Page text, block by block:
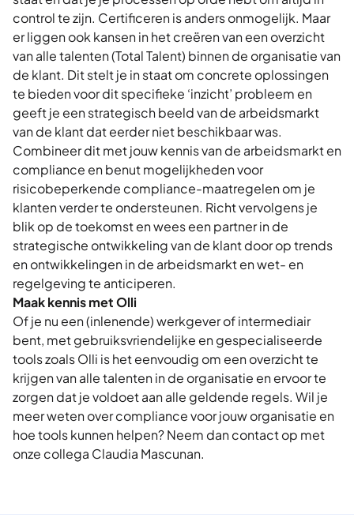
control te zijn. Certificeren is anders onmogelijk. Maar
er liggen ook kansen in het creëren van een overzicht
van alle talenten (Total Talent) binnen de organisatie van
de klant. Dit stelt je in staat om concrete oplossingen
te bieden voor dit specifieke ‘inzicht’ probleem en
geeft je een strategisch beeld van de arbeidsmarkt
van de klant dat eerder niet beschikbaar was.
Combineer dit met jouw kennis van de arbeidsmarkt en
compliance en benut mogelijkheden voor
risicobeperkende compliance-maatregelen om je
klanten verder te ondersteunen. Richt vervolgens je
blik op de toekomst en wees een partner in de
strategische ontwikkeling van de klant door op trends
en ontwikkelingen in de arbeidsmarkt en wet- en
regelgeving te anticiperen.
Maak kennis met Olli
Of je nu een (inlenende) werkgever of intermediair
bent, met gebruiksvriendelijke en gespecialiseerde
tools zoals Olli is het eenvoudig om een overzicht te
krijgen van alle talenten in de organisatie en ervoor te
zorgen dat je voldoet aan alle geldende regels. Wil je
meer weten over compliance voor jouw organisatie en
hoe tools kunnen helpen? Neem dan contact op met
onze collega Claudia Mascunan.